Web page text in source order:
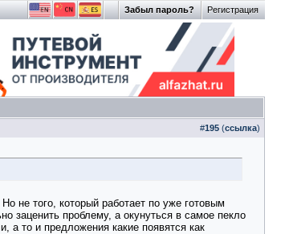
Регистрация
Забыл пароль?
#195 (ссылка)
не того, который работает по уже готовым
заценить проблему, а окунуться в самое пекло
то и предложения какие появятся как